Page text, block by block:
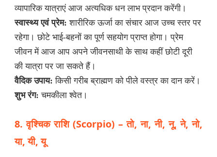
व्यापारिक यात्राएं आज अत्यधिक धन लाभ प्रदान करेंगी।
स्वास्थ्य एवं प्रेम: शारीरिक ऊर्जा का संचार आज उच्च स्तर पर
रहेगा। छोटे भाई-बहनों का पूर्ण सहयोग प्राप्त होगा। प्रेम
जीवन में आज आप अपने जीवनसाथी के साथ कहीं छोटी दूरी
की यात्रा पर जा सकते हैं।
वैदिक उपाय: किसी गरीब ब्राह्मण को पीले वस्त्र का दान करें।
शुभ रंग: चमकीला श्वेत।
8. वृश्चिक राशि (Scorpio) – तो, ना, नी, नू, ने, नो,
या, यी, यू